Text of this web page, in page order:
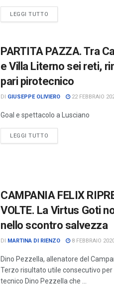
LEGGI TUTTO
PARTITA PAZZA. Tra
e Villa Literno sei reti,
pari pirotecnico
DI GIUSEPPE OLIVIERO 22 FEBBRAIO
Goal e spettacolo a Lusciano
LEGGI TUTTO
CAMPANIA FELIX
VOLTE. La Virtus Goti
nello scontro salvezza
DI MARTINA DI RIENZO 8 FEBBRAIO
Dino Pezzella, allenatore del
Terzo risultato utile consecutivo per
tecnico Dino Pezzella che ...